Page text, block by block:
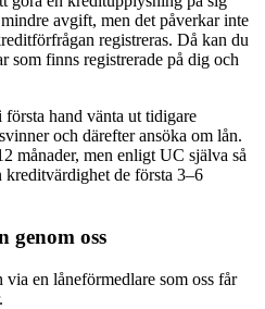
avgift, men det påverkar inte
registreras. Då kan du
som finns registrerade på dig och
hand vänta ut tidigare
och därefter ansöka om lån.
månader, men enligt UC själva så
kreditvärdighet de första 3–6
genom oss
via en låneförmedlare som oss får